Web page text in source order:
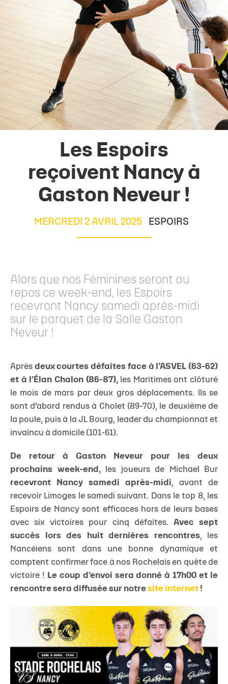
Les Espoirs
reçoivent Nancy à
Gaston Neveur !
MERCREDI 2 AVRIL 2025 ESPOIRS
Alors que nos Féminines seront au
repos ce week-end, les Espoirs
recevront Nancy samedi après-midi
sur le parquet de la Salle Gaston
Neveur !
Après deux courtes défaites face à l’ASVEL (63-62)
et à l’Élan Chalon (86-87),les Maritimes ont clôturé
le mois de mars par deux gros déplacements. Ils se
sont d’abord rendus à Cholet (89-70), le deuxième de
la poule, puis à la JL Bourg, leader du championnat et
invaincu à domicile (101-61).
De retour à Gaston Neveur pour les deux
prochains week-end,les joueurs de Michael Bur
recevront Nancy samedi après-midi, avant de
recevoir Limoges le samedi suivant. Dans le top 8, les
Espoirs de Nancy sont efficaces hors de leurs bases
avec six victoires pour cinq défaites. Avec sept
succès lors des huit dernières rencontres, les
Nancéiens sont dans une bonne dynamique et
comptent confirmer face à nos Rochelais en quête de
victoire ! Le coup d’envoi sera donné à 17h00 et le
rencontre sera diffusée sur notre site internet !